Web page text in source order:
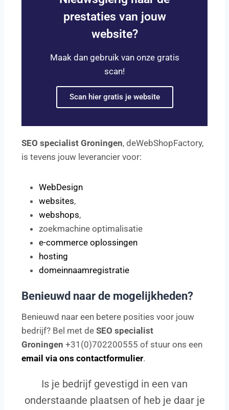
prestaties van jouw
website?
Maak dan gebruik van onze gratis
scan!
Scan hier gratis je website
SEO specialist Groningen, deWebShopFactory,
is tevens jouw leverancier voor:
WebDesign
websites,
webshops,
zoekmachine optimalisatie
e-commerce oplossingen
hosting
domeinnaamregistratie
Benieuwd naar de mogelijkheden?
Benieuwd naar een betere posities voor jouw
bedrijf? Bel met de SEO specialist
Groningen +31(0)702200555 of stuur ons een
email via ons contactformulier.
Is je bedrijf gevestigd in een van
onderstaande plaatsen of heb je daar je